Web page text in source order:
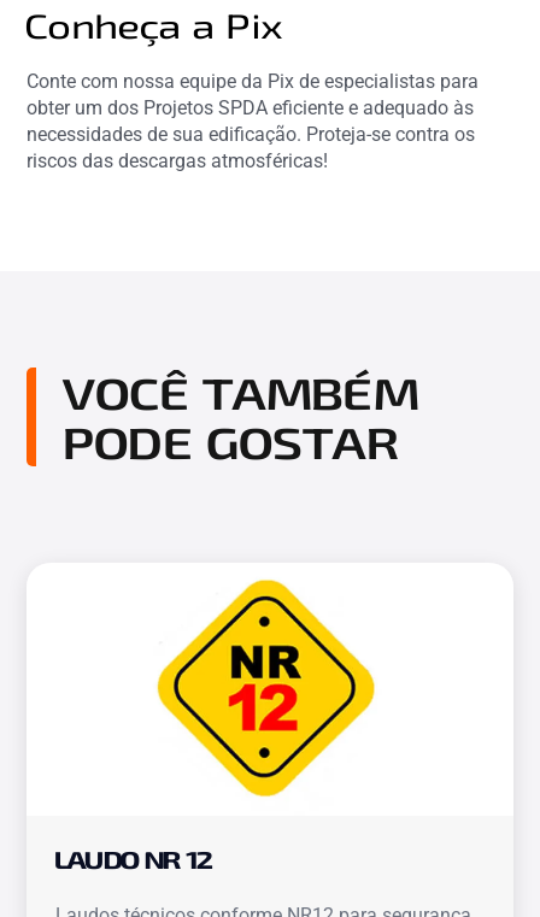
Conheça a Pix
Conte com nossa equipe da Pix de especialistas para
obter um dos Projetos SPDA eficiente e adequado às
necessidades de sua edificação. Proteja-se contra os
riscos das descargas atmosféricas!
VOCÊ TAMBÉM
PODE GOSTAR
LAUDO NR 12